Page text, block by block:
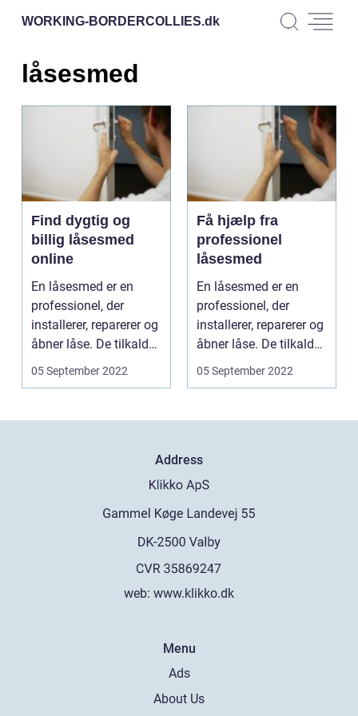
WORKING-BORDERCOLLIES.dk
låsesmed
Find dygtig og
billig låsesmed
online
En låsesmed er en
professionel, der
installerer, reparerer og
åbner låse. De tilkaldes
typisk, når e...
05 September 2022
Få hjælp fra
professionel
låsesmed
En låsesmed er en
professionel, der
installerer, reparerer og
åbner låse. De tilkaldes
ofte, når en ...
05 September 2022
Address
web: www.klikko.dk
Menu
Ads
About Us